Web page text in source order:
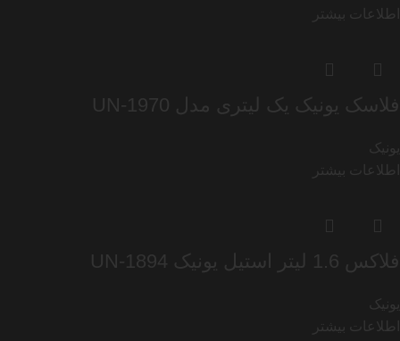
اطلاعات بیشتر
فلاسک یونیک یک لیتری مدل UN-1970
یونیک
اطلاعات بیشتر
فلاکس 1.6 لیتر استیل یونیک UN-1894
یونیک
اطلاعات بیشتر